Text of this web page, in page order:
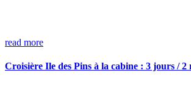
read more
Croisière Ile des Pins à la cabine : 3 jours /